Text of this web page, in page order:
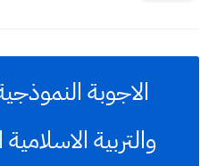
الاجوبة
والتربية